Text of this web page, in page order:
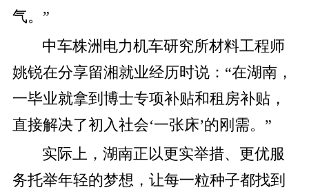
气。”
中车株洲电力机车研究所材料工程师
姚锐在分享留湘就业经历时说：“在湖南，
一毕业就拿到博士专项补贴和租房补贴，
直接解决了初入社会‘一张床’的刚需。”
实际上，湖南正以更实举措、更优服
务托举年轻的梦想，让每一粒种子都找到